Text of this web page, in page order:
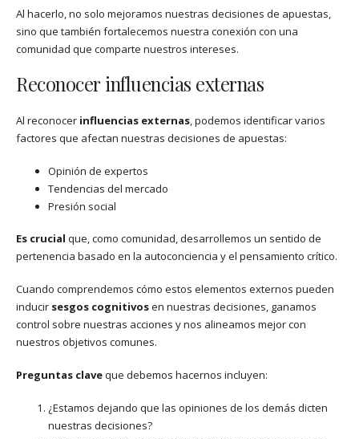
Al hacerlo, no solo mejoramos nuestras decisiones de apuestas,
sino que también fortalecemos nuestra conexión con una
comunidad que comparte nuestros intereses.
Reconocer influencias externas
Al reconocer influencias externas, podemos identificar varios
factores que afectan nuestras decisiones de apuestas:
Opinión de expertos
Tendencias del mercado
Presión social
Es crucial que, como comunidad, desarrollemos un sentido de
pertenencia basado en la autoconciencia y el pensamiento crítico.
Cuando comprendemos cómo estos elementos externos pueden
inducir sesgos cognitivosen nuestras decisiones, ganamos
control sobre nuestras acciones y nos alineamos mejor con
nuestros objetivos comunes.
Preguntas claveque debemos hacernos incluyen:
¿Estamos dejando que las opiniones de los demás dicten
nuestras decisiones?